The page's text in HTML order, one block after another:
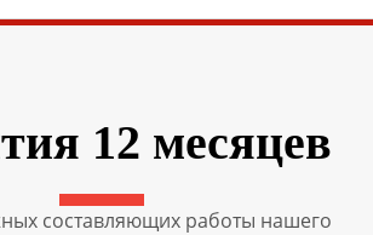
12 месяцев
составляющих работы нашего